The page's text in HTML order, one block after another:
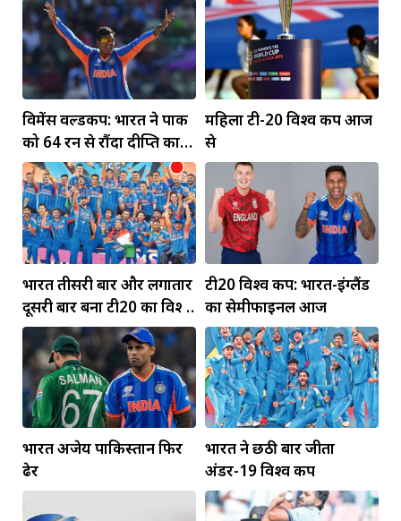
विमेंस वर्ल्डकप: भारत ने पाक
को 64 रन से रौंदा दीप्ति का
पंजा... मंधाना की फिफ्टी
महिला टी-20 विश्व कप आज
से
भारत तीसरी बार और लगातार
दूसरी बार बना टी20 का विश्व
विजेता
टी20 विश्व कप: भारत-इंग्लैंड
का सेमीफाइनल आज
भारत अजेय पाकिस्तान फिर
ढेर
भारत ने छठी बार जीता
अंडर-19 विश्व कप